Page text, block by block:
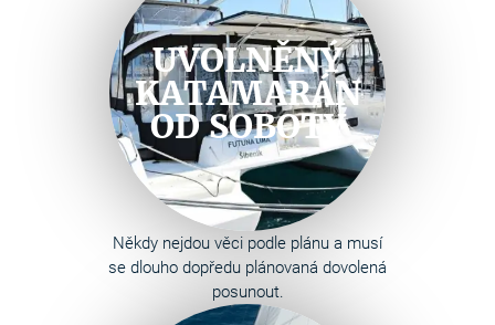
UVOLNĚNÝ
KATAMARÁN
OD SOBOTY
Někdy nejdou věci podle plánu a musí
se dlouho dopředu plánovaná dovolená
posunout.